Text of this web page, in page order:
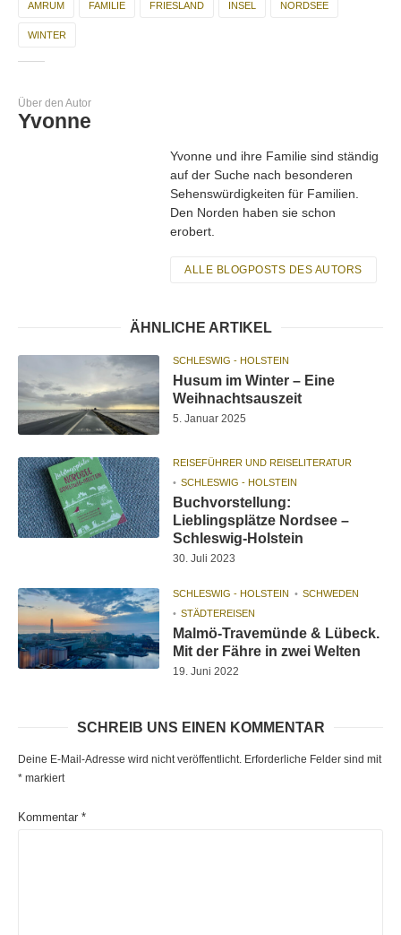
AMRUM FAMILIE FRIESLAND INSEL NORDSEE
WINTER
Über den Autor
Yvonne
Yvonne und ihre Familie sind ständig
auf der Suche nach besonderen
Sehenswürdigkeiten für Familien.
Den Norden haben sie schon
erobert.
ALLE BLOGPOSTS DES AUTORS
ÄHNLICHE ARTIKEL
SCHLESWIG - HOLSTEIN
Husum im Winter – Eine
Weihnachtsauszeit
5. Januar 2025
REISEFÜHRER UND REISELITERATUR
SCHLESWIG - HOLSTEIN
Buchvorstellung:
Lieblingsplätze Nordsee –
Schleswig-Holstein
30. Juli 2023
SCHLESWIG - HOLSTEIN
SCHWEDEN
STÄDTEREISEN
Malmö-Travemünde & Lübeck.
Mit der Fähre in zwei Welten
19. Juni 2022
SCHREIB UNS EINEN KOMMENTAR
Deine E-Mail-Adresse wird nicht veröffentlicht. Erforderliche Felder sind mit
* markiert
Kommentar *